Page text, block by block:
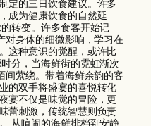
定的三日饮食建议。许多
成为健康饮食的自然延
转变。许多食客开始记
对身体的细微影响，学习在
这种意识的觉醒，或许比
分，当海鲜街的霓虹渐次
间萦绕。带着海鲜余韵的客
的双手将盛宴的喜悦转化
宴不仅是味觉的冒险，更
蕾刺激，传统智慧则负责
从喧闹的海鲜排档到安静